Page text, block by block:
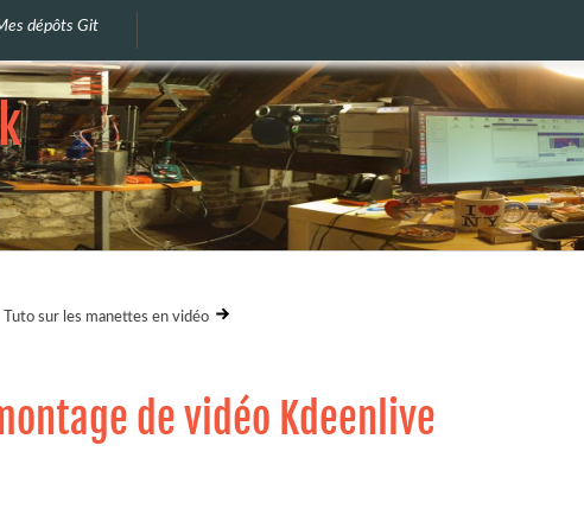
dépôts Git
Tuto sur les manettes en vidéo
de vidéo Kdeenlive